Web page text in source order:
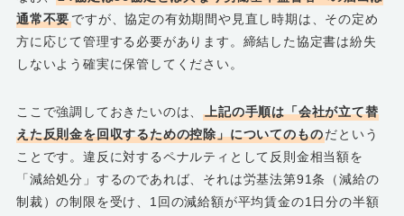
通常不要ですが、協定の有効期間や見直し時期は、その定め
方に応じて管理する必要があります。締結した協定書は紛失
しないよう確実に保管してください。
ここで強調しておきたいのは、上記の手順は「会社が立て替
えた反則金を回収するための控除」についてのものだという
ことです。違反に対するペナルティとして反則金相当額を
「減給処分」するのであれば、それは労基法第91条（減給の
制裁）の制限を受け、1回の減給額が平均賃金の1日分の半額